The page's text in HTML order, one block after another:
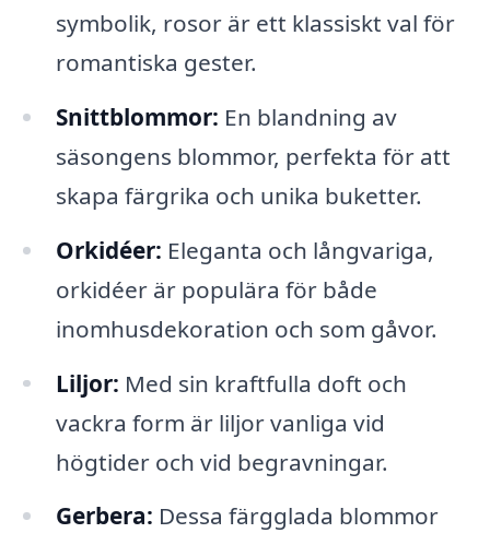
symbolik, rosor är ett klassiskt val för
romantiska gester.
Snittblommor: En blandning av
säsongens blommor, perfekta för att
skapa färgrika och unika buketter.
Orkidéer: Eleganta och långvariga,
orkidéer är populära för både
inomhusdekoration och som gåvor.
Liljor: Med sin kraftfulla doft och
vackra form är liljor vanliga vid
högtider och vid begravningar.
Gerbera: Dessa färgglada blommor